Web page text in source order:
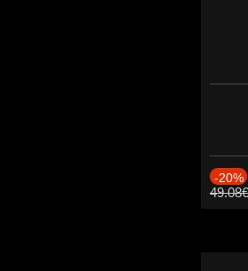
-20%
49.08€